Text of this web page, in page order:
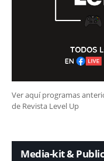
Ver aquí programas
de Revista Level Up
Media-kit &